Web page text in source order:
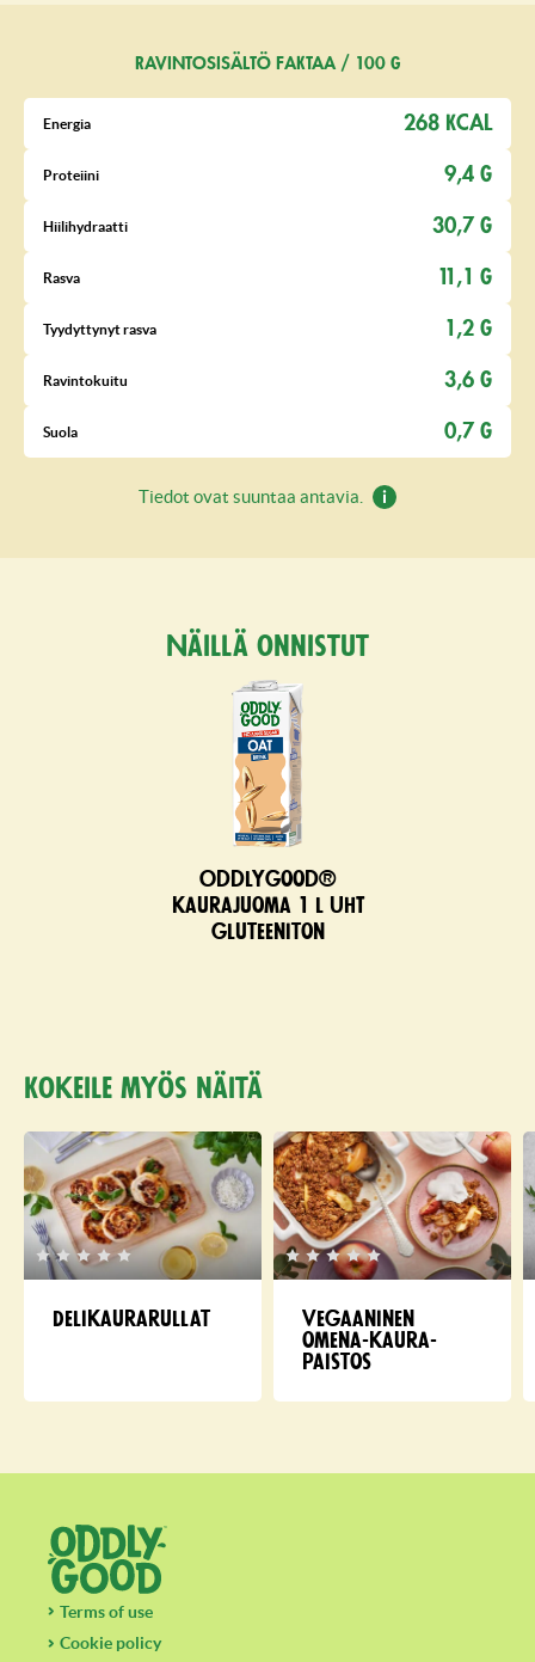
RAVINTOSISÄLTÖ FAKTAA / 100 G
Energia 268 KCAL
Proteiini 9,4 G
Hiilihydraatti 30,7 G
Rasva 11,1 G
Tyydyttynyt rasva 1,2 G
Ravintokuitu 3,6 G
Suola 0,7 G
Tiedot ovat suuntaa antavia.
Näillä onnistut
Oddlygood®
kaurajuoma 1 l UHT
gluteeniton
Kokeile myös näitä
Delikaurarullat
Vegaaninen
omena-kau­ra­
paistos
Terms of use
Cookie policy